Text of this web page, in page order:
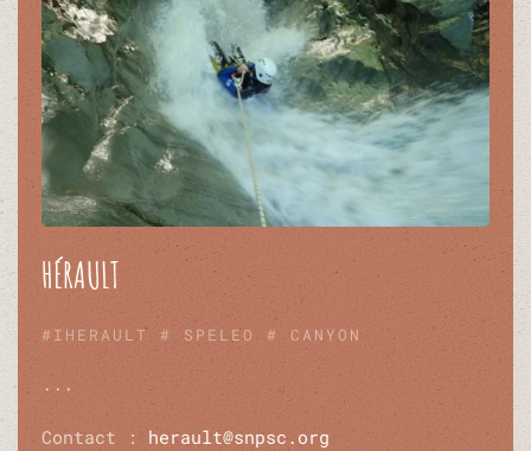
HÉRAULT
#IHERAULT # SPELEO # CANYON
...
Contact :herault@snpsc.org